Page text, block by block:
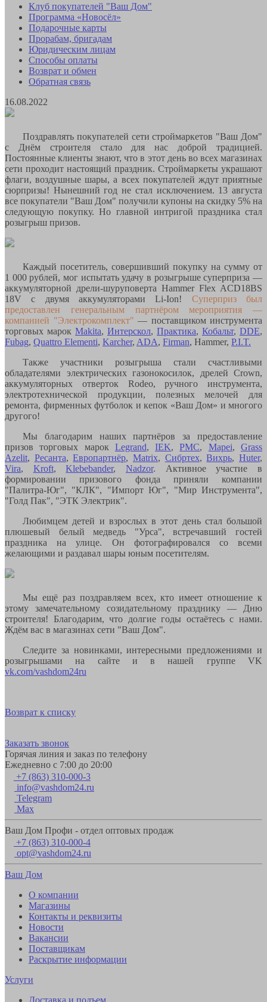
Клуб покупателей "Ваш Дом"
Программа «Новосёл»
Подарочные карты
Прорабам, бригадам
Юридическим лицам
Способы оплаты
Возврат и обмен
Обратная связь
16.08.2022
Поздравлять покупателей сети строймаркетов "Ваш Дом"
с Днём строителя стало для нас доброй традицией.
Постоянные клиенты знают, что в этот день во всех магазинах
сети проходит настоящий праздник. Строймаркеты украшают
флаги, воздушные шары, а всех покупателей ждут приятные
сюрпризы! Нынешний год не стал исключением. 13 августа
все покупатели "Ваш Дом" получили купоны на скидку 5% на
следующую покупку. Но главной интригой праздника стал
розыгрыш призов.
Каждый посетитель, совершивший покупку на сумму от
1 000 рублей, мог испытать удачу в розыгрыше суперприза —
аккумуляторной дрели-шуруповерта Hammer Flex ACD18BS
18V с двумя аккумуляторами Li-Ion! Суперприз был
предоставлен генеральным партнёром мероприятия —
компанией "Электрокомплект" — поставщиком инструмента
торговых марок Makita, Интерскол, Практика, Кобальт, DDE,
Fubag, Quattro Elementi, Karcher, ADA, Firman, Hammer, P.I.T.
Также участники розыгрыша стали счастливыми
обладателями электрических газонокосилок, дрелей Crown,
аккумуляторных отверток Rodeo, ручного инструмента,
электротехнической продукции, полезных мелочей для
ремонта, фирменных футболок и кепок «Ваш Дом» и многого
другого!
Мы благодарим наших партнёров за предоставление
призов торговых марок Legrand,IEK,РМС, Mapei,Grass
Azelit, Ресанта,Европартнёр,Matrix, Сибртех,Вихрь,Huter,
Vira, Kroft,Klebebander,Nadzor. Активное участие в
формировании призового фонда приняли компании
"Палитра-Юг", "КЛК", "Импорт Юг", "Мир Инструмента",
"Голд Пак", "ЭТК Электрик".
Любимцем детей и взрослых в этот день стал большой
плюшевый белый медведь "Урса", встречавший гостей
праздника на улице. Он фотографировался со всеми
желающими и раздавал шары юным посетителям.
Мы ещё раз поздравляем всех, кто имеет отношение к
этому замечательному созидательному празднику — Дню
строителя! Благодарим, что долгие годы остаётесь с нами.
Ждём вас в магазинах сети "Ваш Дом".
Следите за новинками, интересными предложениями и
розыгрышами на сайте и в нашей группе VK
vk.com/vashdom24ru
Возврат к списку
Заказать звонок
Горячая линия и заказ по телефону
Ежедневно с 7:00 до 20:00
+7 (863) 310-000-3
info@vashdom24.ru
Telegram
Max
Ваш Дом Профи - отдел оптовых продаж
+7 (863) 310-000-4
opt@vashdom24.ru
Ваш Дом
О компании
Магазины
Контакты и реквизиты
Новости
Вакансии
Поставщикам
Раскрытие информации
Услуги
Доставка и подъем